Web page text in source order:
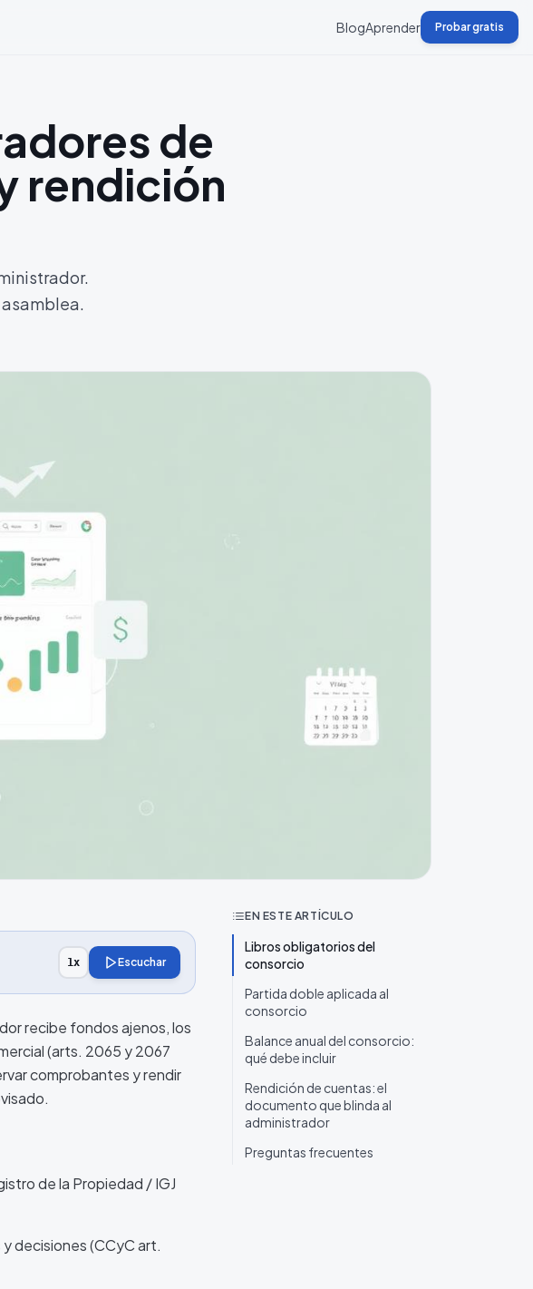
BlogAprender Probar gratis
de
rendición
1x Escuchar
recibe fondos ajenos, los
(arts. 2065 y 2067
comprobantes y rendir
de la Propiedad / IGJ
decisiones (CCyC art.
EN ESTE ARTÍCULO
Libros obligatorios del
consorcio
Partida doble aplicada al
consorcio
Balance anual del consorcio:
qué debe incluir
Rendición de cuentas: el
documento que blinda al
administrador
Preguntas frecuentes